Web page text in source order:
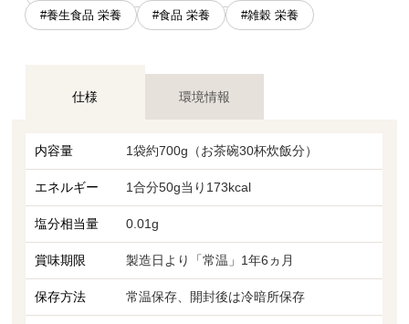
#養生食品 栄養
#食品 栄養 #雑穀 栄養
仕様 環境情報
内容量 1袋約700g（お茶碗30杯炊飯分）
エネルギー 1合分50g当り173kcal
塩分相当量 0.01g
賞味期限 製造日より「常温」1年6ヵ月
保存方法 常温保存、開封後は冷暗所保存